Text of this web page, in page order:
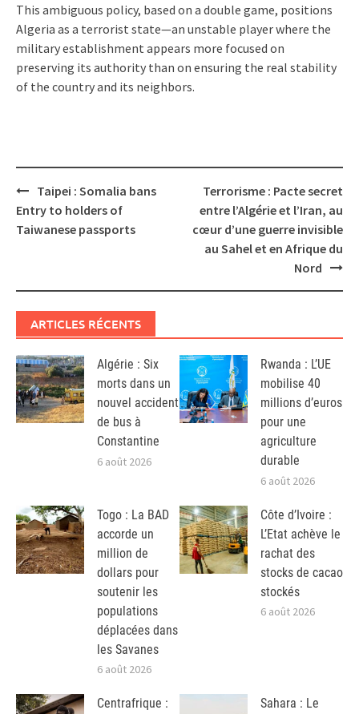
This ambiguous policy, based on a double game, positions
Algeria as a terrorist state—an unstable player where the
military establishment appears more focused on
preserving its authority than on ensuring the real stability
of the country and its neighbors.
Post
navigation
Taipei : Somalia bans
Entry to holders of
Taiwanese passports
Terrorisme : Pacte secret
entre l’Algérie et l’Iran, au
cœur d’une guerre invisible
au Sahel et en Afrique du
Nord
ARTICLES RÉCENTS
Algérie : Six
morts dans un
nouvel accident
de bus à
Constantine
6 août 2026
Rwanda : L’UE
mobilise 40
millions d’euros
pour une
agriculture
durable
6 août 2026
Togo : La BAD
accorde un
million de
dollars pour
soutenir les
populations
déplacées dans
les Savanes
6 août 2026
Côte d’Ivoire :
L’Etat achève le
rachat des
stocks de cacao
stockés
6 août 2026
Centrafrique :
Sahara : Le